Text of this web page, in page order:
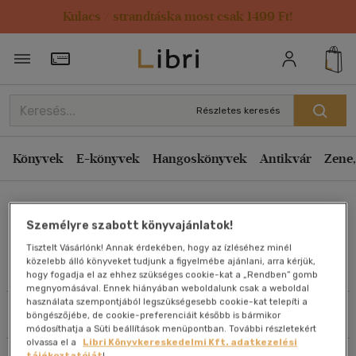
Kulacs / strandtáska most csak 1499 Ft!
Törzsvásárlói Kártya adatai
Részletes keresés
Könyvek E-könyvek Hangoskönyvek Antikvár
Művei
Szűrés Rendezés
Rendezés
Kiadás éve szerint csökkenő
Ár szerint csökkenő
Eladott darabszám szerint csökkenő
Eladott darabszám szerint növekvő
Cím szerint A-Z
Szerző szerint A-Z
Megjelenítés
Személyre szabott könyvajánlatok!
Tisztelt Vásárlónk! Annak érdekében, hogy az ízléséhez minél
közelebb álló könyveket tudjunk a figyelmébe ajánlani, arra kérjük,
hogy fogadja el az ehhez szükséges cookie-kat a „Rendben” gomb
megnyomásával. Ennek hiányában weboldalunk csak a weboldal
használata szempontjából legszükségesebb cookie-kat telepíti a
böngészőjébe, de cookie-preferenciáit később is bármikor
módosíthatja a Süti beállítások menüpontban. További részletekért
olvassa el a
Libri Könyvkereskedelmi Kft. adatkezelési